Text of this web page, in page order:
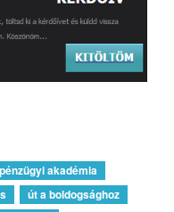
akadémia
út a boldogsághoz